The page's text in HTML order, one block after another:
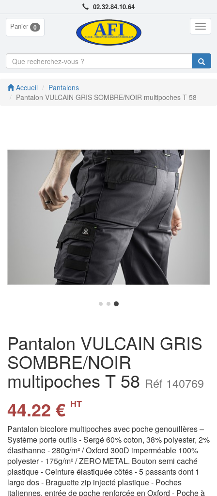
02.32.84.10.64
Panier 0
Accueil
Pantalons
Pantalon VULCAIN GRIS SOMBRE/NOIR multipoches T 58
Pantalon VULCAIN GRIS
SOMBRE/NOIR
multipoches T 58 Réf 140769
44.22 € HT
Pantalon bicolore multipoches avec poche genouillères –
Système porte outils - Sergé 60% coton, 38% polyester, 2%
élasthanne - 280g/m² / Oxford 300D imperméable 100%
polyester - 175g/m² / ZERO METAL. Bouton semi caché
plastique - Ceinture élastiquée côtés - 5 passants dont 1
large dos - Braguette zip injecté plastique - Poches
italiennes, entrée de poche renforcée en Oxford - Poche à